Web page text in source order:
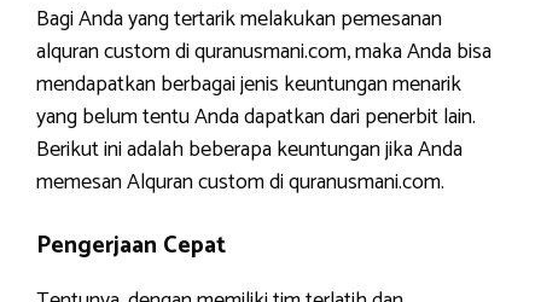
Bagi Anda yang tertarik melakukan pemesanan
alquran custom di quranusmani.com, maka Anda bisa
mendapatkan berbagai jenis keuntungan menarik
yang belum tentu Anda dapatkan dari penerbit lain.
Berikut ini adalah beberapa keuntungan jika Anda
memesan Alquran custom di quranusmani.com.
Pengerjaan Cepat